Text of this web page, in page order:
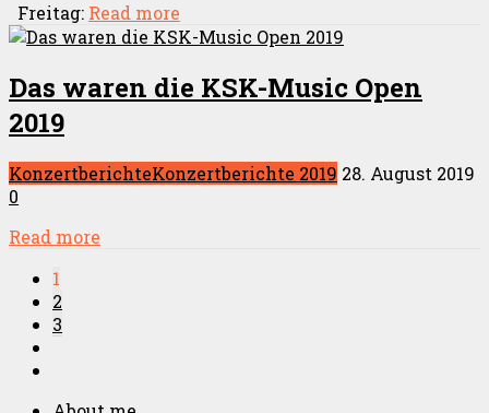
Freitag: Read more
Das waren die KSK-Music Open
2019
KonzertberichteKonzertberichte 2019 28. August 2019
0
Read more
1
2
3